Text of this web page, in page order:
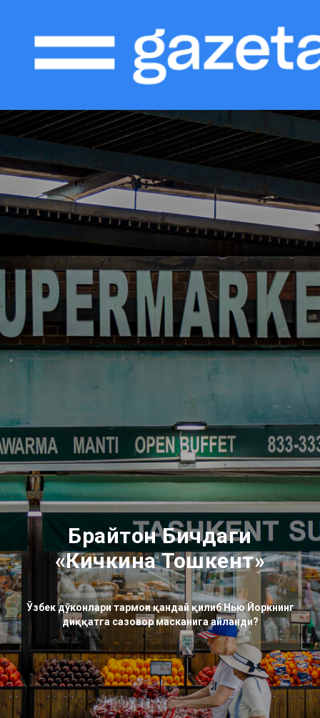
Брайтон Бичдаги
«Кичкина Тошкент»
Ўзбек дўконлари тармоғи қандай қилиб Нью Йоркнинг
диққатга сазовор масканига айланди?